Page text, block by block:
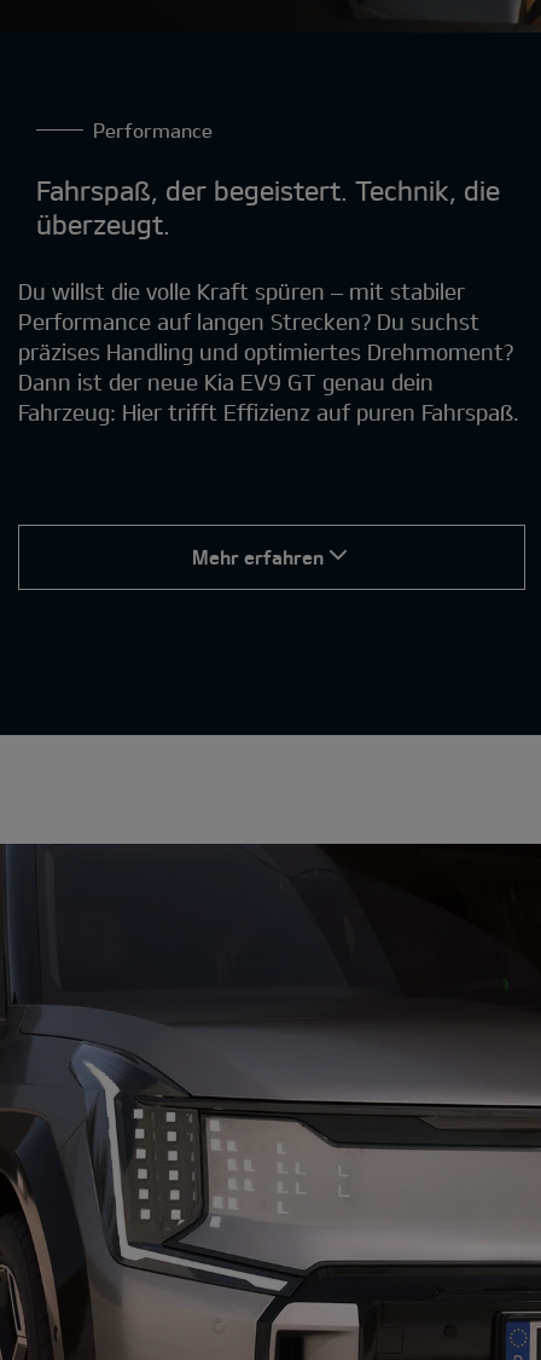
Performance
Fahrspaß, der begeistert. Technik, die
überzeugt.
Du willst die volle Kraft spüren – mit stabiler
Performance auf langen Strecken? Du suchst
präzises Handling und optimiertes Drehmoment?
Dann ist der neue Kia EV9 GT genau dein
Fahrzeug: Hier trifft Effizienz auf puren Fahrspaß.
Mehr erfahren
sanftes Fahrverhalten – ideal für den Alltag.
Sport-Modus sorgt für ein direkteres
Ansprechverhalten und ein dynamischeres
Fahrerlebnis.